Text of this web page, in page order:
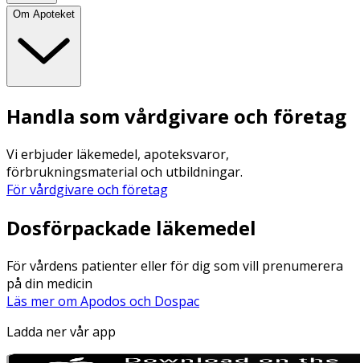
Om Apoteket
Handla som vårdgivare och företag
Vi erbjuder läkemedel, apoteksvaror,
förbrukningsmaterial och utbildningar.
För vårdgivare och företag
Dosförpackade läkemedel
För vårdens patienter eller för dig som vill prenumerera
på din medicin
Läs mer om Apodos och Dospac
Ladda ner vår app